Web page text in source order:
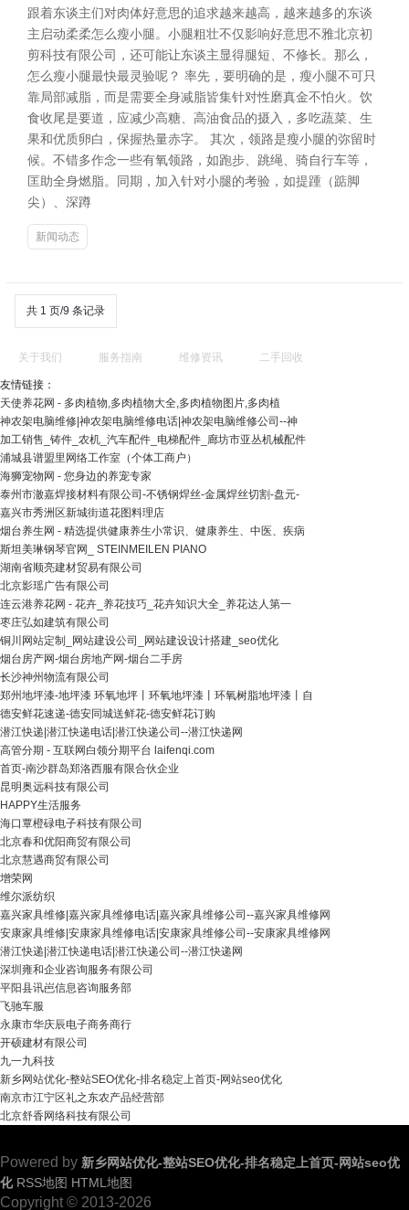
跟着东谈主们对肉体好意思的追求越来越高，越来越多的东谈
主启动柔柔怎么瘦小腿。小腿粗壮不仅影响好意思不雅北京初
剪科技有限公司，还可能让东谈主显得腿短、不修长。那么，
怎么瘦小腿最快最灵验呢？ 率先，要明确的是，瘦小腿不可只
靠局部减脂，而是需要全身减脂皆集针对性磨真金不怕火。饮
食收尾是要道，应减少高糖、高油食品的摄入，多吃蔬菜、生
果和优质卵白，保握热量赤字。 其次，领路是瘦小腿的弥留时
候。不错多作念一些有氧领路，如跑步、跳绳、骑自行车等，
匡助全身燃脂。同期，加入针对小腿的考验，如提踵（踮脚
尖）、深蹲
新闻动态
共 1 页/9 条记录
关于我们 服务指南 维修资讯 二手回收
友情链接：
天使养花网 - 多肉植物,多肉植物大全,多肉植物图片,多肉植
神农架电脑维修|神农架电脑维修电话|神农架电脑维修公司--神
加工销售_铸件_农机_汽车配件_电梯配件_廊坊市亚丛机械配件
浦城县谱盟里网络工作室（个体工商户）
海狮宠物网 - 您身边的养宠专家
泰州市澈嘉焊接材料有限公司-不锈钢焊丝-金属焊丝切割-盘元-
嘉兴市秀洲区新城街道花图料理店
烟台养生网 - 精选提供健康养生小常识、健康养生、中医、疾病
斯坦美琳钢琴官网_ STEINMEILEN PIANO
湖南省顺亮建材贸易有限公司
北京影瑶广告有限公司
连云港养花网 - 花卉_养花技巧_花卉知识大全_养花达人第一
枣庄弘如建筑有限公司
铜川网站定制_网站建设公司_网站建设设计搭建_seo优化
烟台房产网-烟台房地产网-烟台二手房
长沙神州物流有限公司
郑州地坪漆-地坪漆 环氧地坪丨环氧地坪漆丨环氧树脂地坪漆丨自
德安鲜花速递-德安同城送鲜花-德安鲜花订购
潜江快递|潜江快递电话|潜江快递公司--潜江快递网
高管分期 - 互联网白领分期平台 laifenqi.com
首页-南沙群岛郑洛西服有限合伙企业
昆明奥远科技有限公司
HAPPY生活服务
海口覃橙碌电子科技有限公司
北京春和优阳商贸有限公司
北京慧遇商贸有限公司
增荣网
维尔派纺织
嘉兴家具维修|嘉兴家具维修电话|嘉兴家具维修公司--嘉兴家具维修网
安康家具维修|安康家具维修电话|安康家具维修公司--安康家具维修网
潜江快递|潜江快递电话|潜江快递公司--潜江快递网
深圳雍和企业咨询服务有限公司
平阳县讯岜信息咨询服务部
飞驰车服
永康市华庆辰电子商务商行
开硕建材有限公司
九一九科技
新乡网站优化-整站SEO优化-排名稳定上首页-网站seo优化
南京市江宁区礼之东农产品经营部
北京舒香网络科技有限公司
Powered by 新乡网站优化-整站SEO优化-排名稳定上首页-网站seo优
化 RSS地图 HTML地图
Copyright © 2013-2026